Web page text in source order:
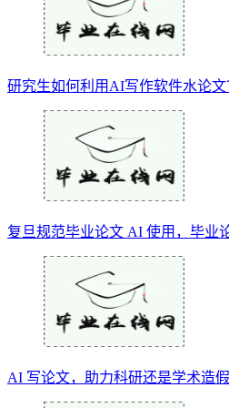
研究生如何利用AI写作软件水论
复旦规范毕业论文 AI 使用，毕业
AI 写论文，助力科研还是学术造